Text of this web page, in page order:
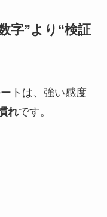
字”より“検証
トは、強い感度
れです。